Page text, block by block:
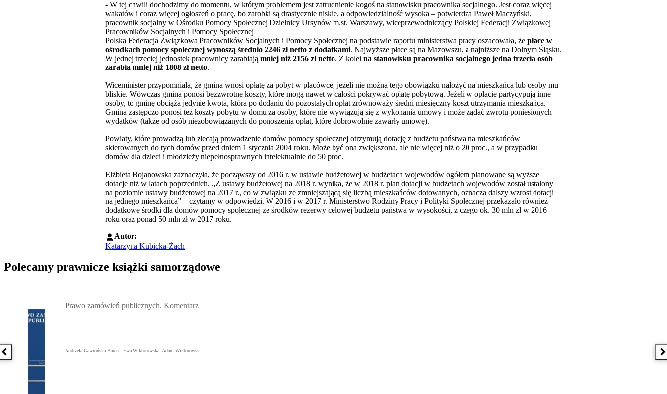
- W tej chwili dochodzimy do momentu, w którym problemem jest zatrudnienie kogoś na stanowisku pracownika socjalnego. Jest coraz więcej
wakatów i coraz więcej ogłoszeń o pracę, bo zarobki są drastycznie niskie, a odpowiedzialność wysoka – potwierdza Paweł Maczyński,
pracownik socjalny w Ośrodku Pomocy Społecznej Dzielnicy Ursynów m.st. Warszawy, wiceprzewodniczący Polskiej Federacji Związkowej
Pracowników Socjalnych i Pomocy Społecznej
Polska Federacja Związkowa Pracowników Socjalnych i Pomocy Społecznej na podstawie raportu ministerstwa pracy oszacowała, że płace w
ośrodkach pomocy społecznej wynoszą średnio 2246 zł netto z dodatkami. Najwyższe płace są na Mazowszu, a najniższe na Dolnym Śląsku.
W jednej trzeciej jednostek pracownicy zarabiają mniej niż 2156 zł netto. Z kolei na stanowisku pracownika socjalnego jedna trzecia osób
zarabia mniej niż 1808 zł netto.
Wiceminister przypomniała, że gmina wnosi opłatę za pobyt w placówce, jeżeli nie można tego obowiązku nałożyć na mieszkańca lub osoby mu
bliskie. Wówczas gmina ponosi bezzwrotne koszty, które mogą nawet w całości pokrywać opłatę pobytową. Jeżeli w opłacie partycypują inne
osoby, to gminę obciąża jedynie kwota, która po dodaniu do pozostałych opłat zrównoważy średni miesięczny koszt utrzymania mieszkańca.
Gmina zastępczo ponosi też koszty pobytu w domu za osoby, które nie wywiązują się z wykonania umowy i może żądać zwrotu poniesionych
wydatków (także od osób niezobowiązanych do ponoszenia opłat, które dobrowolnie zawarły umowę).
Powiaty, które prowadzą lub zlecają prowadzenie domów pomocy społecznej otrzymują dotację z budżetu państwa na mieszkańców
skierowanych do tych domów przed dniem 1 stycznia 2004 roku. Może być ona zwiększona, ale nie więcej niż o 20 proc., a w przypadku
domów dla dzieci i młodzieży niepełnosprawnych intelektualnie do 50 proc.
Elżbieta Bojanowska zaznaczyła, że począwszy od 2016 r. w ustawie budżetowej w budżetach wojewodów ogółem planowane są wyższe
dotacje niż w latach poprzednich. „Z ustawy budżetowej na 2018 r. wynika, że w 2018 r. plan dotacji w budżetach wojewodów został ustalony
na poziomie ustawy budżetowej na 2017 r., co w związku ze zmniejszającą się liczbą mieszkańców dotowanych, oznacza dalszy wzrost dotacji
na jednego mieszkańca” – czytamy w odpowiedzi. W 2016 i w 2017 r. Ministerstwo Rodziny Pracy i Polityki Społecznej przekazało również
dodatkowe środki dla domów pomocy społecznej ze środków rezerwy celowej budżetu państwa w wysokości, z czego ok. 30 mln zł w 2016
roku oraz ponad 50 mln zł w 2017 roku.
Autor:
Katarzyna Kubicka-Żach
Polecamy prawnicze książki samorządowe
Poprzednia książka
Prawo zamówień publicznych. Komentarz
Andrzela Gawrońska-Baran , Ewa Wiktorowska, Adam Wiktorowski